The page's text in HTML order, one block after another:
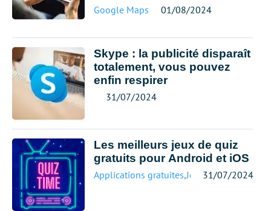
Google Maps 01/08/2024
Skype : la publicité disparaît
totalement, vous pouvez
enfin respirer
31/07/2024
Les meilleurs jeux de quiz
gratuits pour Android et iOS
Applications gratuites,Jeux mobiles
31/07/2024